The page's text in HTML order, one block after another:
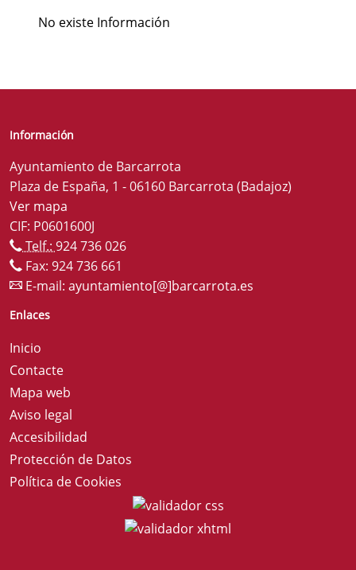
No existe Información
Información
Ayuntamiento de Barcarrota
Plaza de España, 1 - 06160 Barcarrota (Badajoz)
Ver mapa
CIF: P0601600J
Telf.: 924 736 026
Fax: 924 736 661
E-mail: ayuntamiento[@]barcarrota.es
Enlaces
Inicio
Contacte
Mapa web
Aviso legal
Accesibilidad
Protección de Datos
Política de Cookies